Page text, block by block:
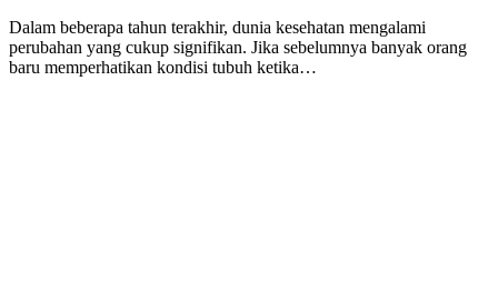
Dalam beberapa tahun terakhir, dunia kesehatan mengalami
perubahan yang cukup signifikan. Jika sebelumnya banyak orang
baru memperhatikan kondisi tubuh ketika…